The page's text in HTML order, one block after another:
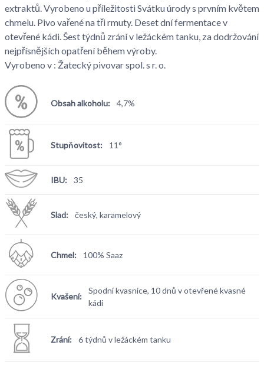
extraktů. Vyrobeno u příležitosti Svátku úrody s prvním květem
chmelu. Pivo vařené na tři rmuty. Deset dní fermentace v
otevřené kádi. Šest týdnů zrání v ležáckém tanku, za dodržování
nejpřísnějších opatření během výroby.
Vyrobeno v : Žatecký pivovar spol. s r. o.
Obsah alkoholu: 4,7%
Stupňovitost: 11°
IBU: 35
Slad: český, karamelový
Chmel: 100% Saaz
Kvašení:
Spodní kvasnice, 10 dnů v otevřené kvasné
kádi
Zrání: 6 týdnů v ležáckém tanku